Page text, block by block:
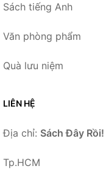
Sách tiếng Anh
Văn phòng phẩm
Quà lưu niệm
LIÊN HỆ
Địa chỉ: Sách Đây Rồi!
Tp.HCM